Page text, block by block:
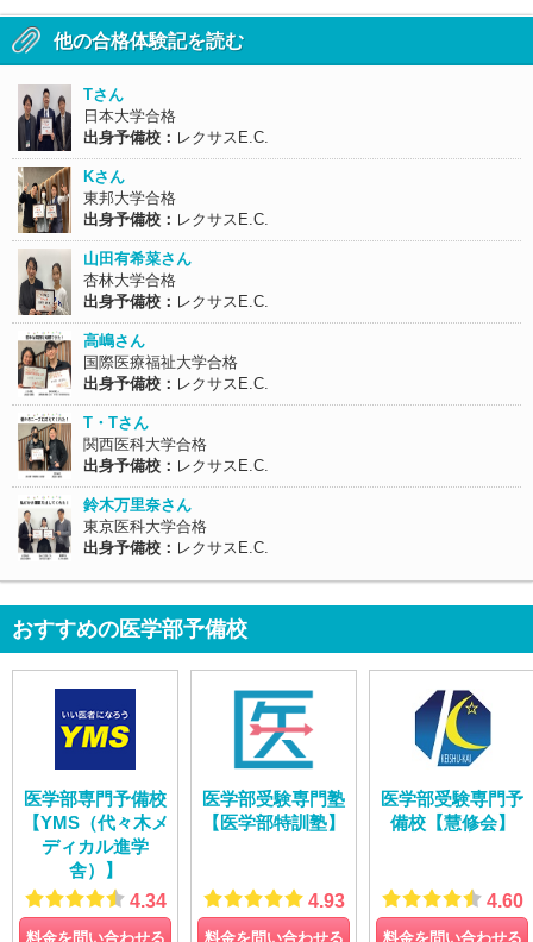
他の合格体験記を読む
Tさん
日本大学合格
出身予備校： レクサスE.C.
Kさん
東邦大学合格
出身予備校： レクサスE.C.
山田有希菜さん
杏林大学合格
出身予備校： レクサスE.C.
高嶋さん
国際医療福祉大学合格
出身予備校： レクサスE.C.
T・Tさん
関西医科大学合格
出身予備校： レクサスE.C.
鈴木万里奈さん
東京医科大学合格
出身予備校： レクサスE.C.
おすすめの医学部予備校
医学部専門予備校
【YMS（代々木メ
ディカル進学
舎）】
4.34
料金を問い合わせる
医学部受験専門塾
【医学部特訓塾】
4.93
料金を問い合わせる
医学部受験専門予
備校【慧修会】
4.60
料金を問い合わせる